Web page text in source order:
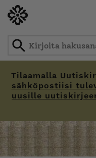
Tilaamalla
sähköpostiisi
uusille